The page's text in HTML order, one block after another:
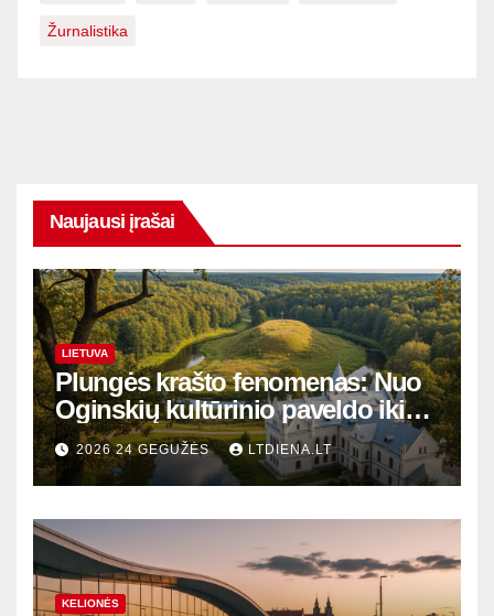
Žurnalistika
Naujausi įrašai
LIETUVA
Plungės krašto fenomenas: Nuo
Oginskių kultūrinio paveldo iki
Žemaitijos gamtos perlų
2026 24 GEGUŽĖS LTDIENA.LT
KELIONĖS